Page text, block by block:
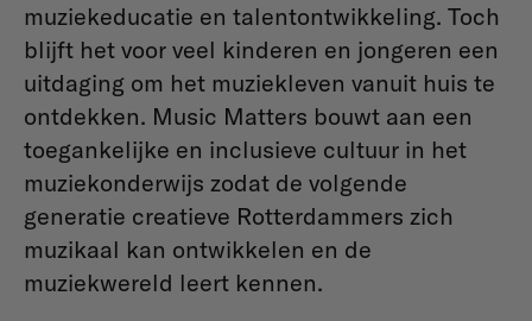
muziekeducatie en talentontwikkeling. Toch
blijft het voor veel kinderen en jongeren een
uitdaging om het muziekleven vanuit huis te
ontdekken. Music Matters bouwt aan een
toegankelijke en inclusieve cultuur in het
muziekonderwijs zodat de volgende
generatie creatieve Rotterdammers zich
muzikaal kan ontwikkelen en de
muziekwereld leert kennen.